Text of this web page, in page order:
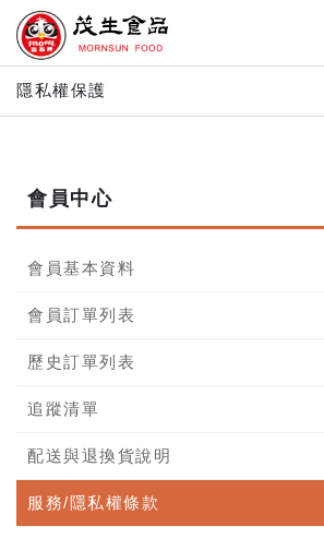
隱私權保護
會員中心
會員基本資料
會員訂單列表
歷史訂單列表
追蹤清單
配送與退換貨說明
服務/隱私權條款